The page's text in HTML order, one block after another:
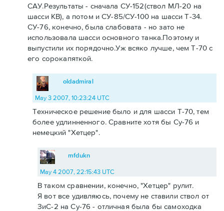
САУ.Результаты - сначала СУ-152(ствол МЛ-20 на
шасси КВ), а потом и СУ-85/СУ-100 на шасси Т-34.
СУ-76, конечно, была слабовата - но зато не
использовала шасси основного танка.Поэтому и
выпустили их порядочно.Уж всяко лучше, чем Т-70 с
его сорокапяткой.
oldadmiral
May 3 2007, 10:23:24 UTC
Техническое решение было и для шасси Т-70, тем
более удлинненного. Сравните хотя бы Су-76 и
немецкий "Хетцер".
mfdukn
May 4 2007, 22:15:43 UTC
В таком сравнении, конечно, "Хетцер" рулит.
Я вот все удивляюсь, почему не ставили ствол от
ЗиС-2 на Су-76 - отличная была бы самоходка